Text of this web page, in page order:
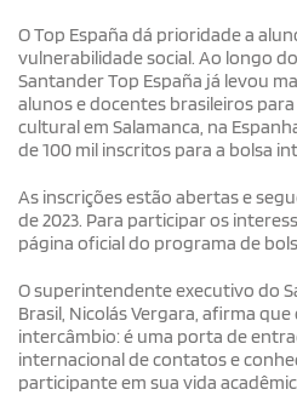
O Top España dá prioridade a
vulnerabilidade social. Ao longo
Santander Top España já levou
alunos e docentes brasileiros
cultural em Salamanca, na
de 100 mil inscritos para a bolsa
As inscrições estão abertas e
de 2023. Para participar os
página oficial do programa de
O superintendente executivo do
Brasil, Nicolás Vergara, afirma
intercâmbio: é uma porta de
internacional de contatos e
participante em sua vida